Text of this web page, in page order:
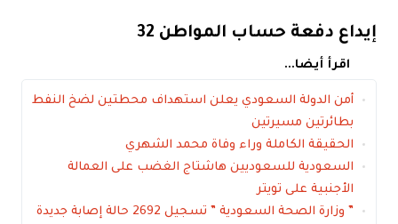
إيداع دفعة حساب المواطن 32
اقرأ أيضا...
أمن الدولة السعودي يعلن استهداف محطتين لضخ النفط
بطائرتين مسيرتين
الحقيقة الكاملة وراء وفاة محمد الشهري
السعودية للسعوديين هاشتاج الغضب على العمالة
الأجنبية على تويتر
” وزارة الصحة السعودية ” تسجيل 2692 حالة إصابة جديدة